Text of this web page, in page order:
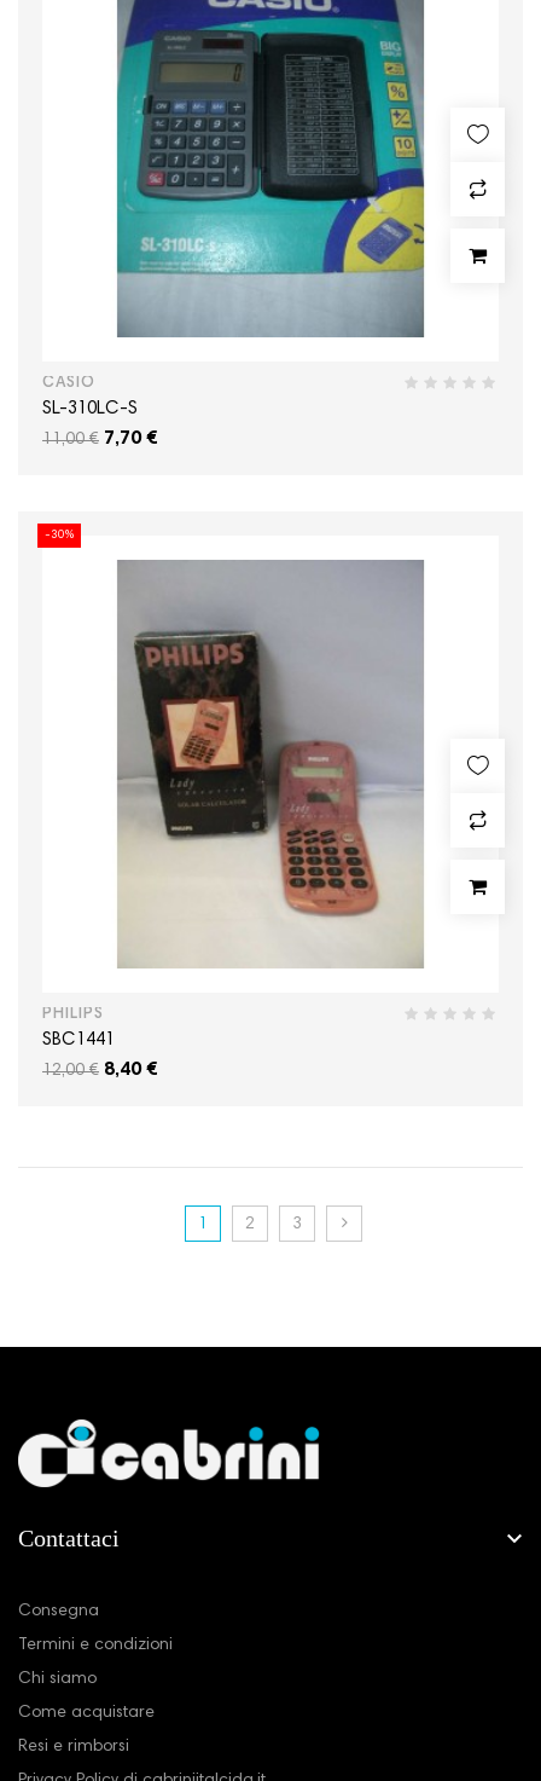
CASIO
SL-310LC-S
11,00 € 7,70 €
-30%
PHILIPS
SBC1441
12,00 € 8,40 €
1 2 3
Contattaci 
Consegna
Termini e condizioni
Chi siamo
Come acquistare
Resi e rimborsi